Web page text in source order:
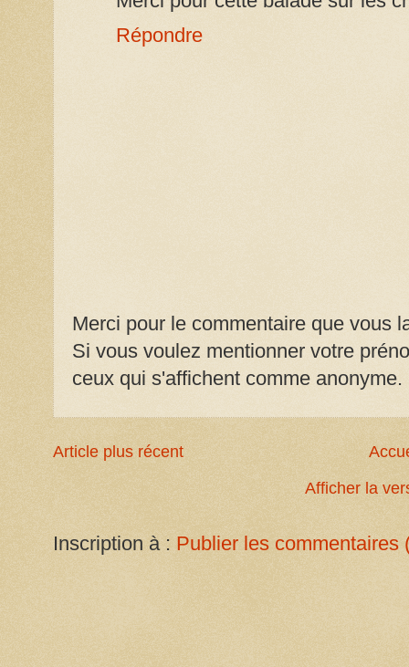
Répondre
Merci pour le commentaire que vous
Si vous voulez mentionner votre
ceux qui s'affichent comme anonyme.
Article plus récent
Afficher la
Inscription à : Publier les commentaires